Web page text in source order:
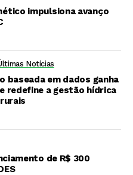
impulsiona avanço
Notícias
baseada em dados ganha
redefine a gestão hídrica
de R$ 300